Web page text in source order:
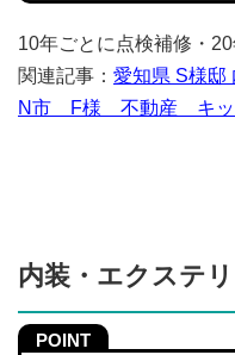
10年ごとに点検補修・
関連記事： 愛知県 S様邸
N市 F様 不動産 キッ
内装・エクステ